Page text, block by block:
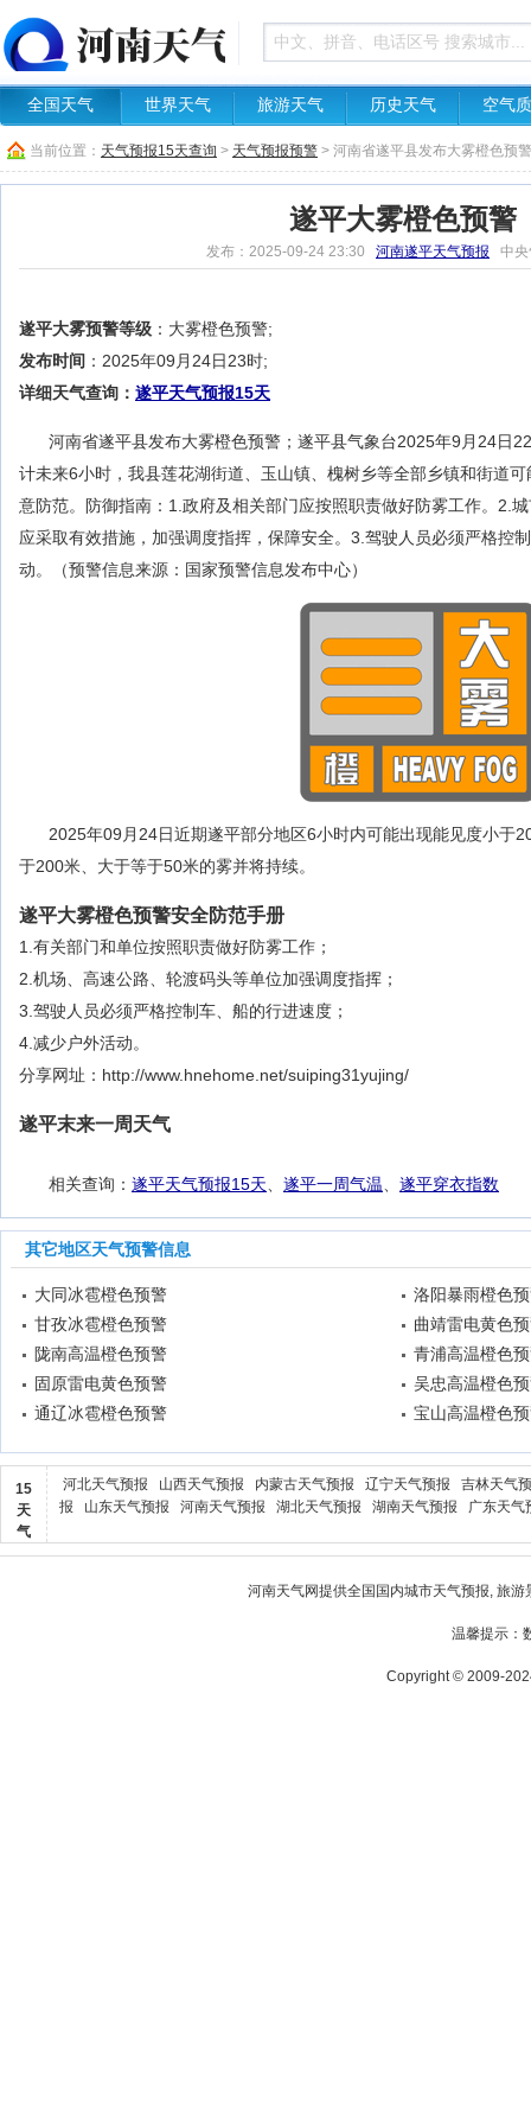
全国天气 世界天气 旅游天气 历史天气 空气
当前位置： 天气预报15天查询 > 天气预报预警 > 河南省遂平县发布大雾橙色预警
遂平大雾橙色预警
发布：2025-09-24 23:30 河南遂平天气预报 中央
遂平大雾预警等级 ：大雾橙色预警;
发布时间 ：2025年09月24日23时;
详细天气查询： 遂平天气预报15天
河南省遂平县发布大雾橙色预警；遂平县气象台2025年9月24日
计未来6小时，我县莲花湖街道、玉山镇、槐树乡等全部乡镇和街道
意防范。防御指南：1.政府及相关部门应按照职责做好防雾工作。2.
应采取有效措施，加强调度指挥，保障安全。3.驾驶人员必须严格控
动。（预警信息来源：国家预警信息发布中心）
2025年09月24日近期遂平部分地区6小时内可能出现能见度小于
于200米、大于等于50米的雾并将持续。
遂平大雾橙色预警安全防范手册
1.有关部门和单位按照职责做好防雾工作；
2.机场、高速公路、轮渡码头等单位加强调度指挥；
3.驾驶人员必须严格控制车、船的行进速度；
4.减少户外活动。
分享网址：http://www.hnehome.net/suiping31yujing/
遂平末来一周天气
相关查询： 遂平天气预报15天 遂平一周气温 遂平穿衣指数
其它地区天气预警信息
大同冰雹橙色预警
洛阳暴雨橙色
甘孜冰雹橙色预警
曲靖雷电黄色
陇南高温橙色预警
青浦高温橙色
固原雷电黄色预警
吴忠高温橙色
通辽冰雹橙色预警
宝山高温橙色
15
天
气
河北天气预报 山西天气预报 内蒙古天气预报 辽宁天气预报
吉林天气
报
山东天气预报 河南天气预报 湖北天气预报 湖南天气预报 广东天气
河南天气网提供全国国内城市天气预报, 旅游
温馨提示：
Copyright © 2009-